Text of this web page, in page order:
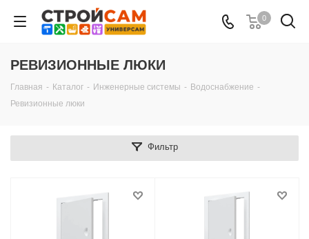
0
РЕВИЗИОННЫЕ ЛЮКИ
Главная - Каталог - Инженерные системы - Водоснабжение -
Ревизионные люки
Фильтр